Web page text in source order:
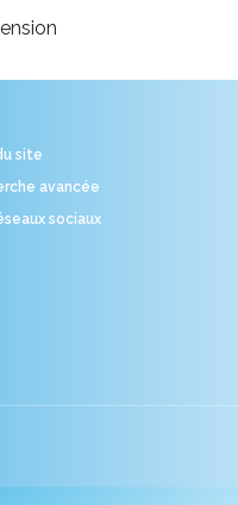
site
avancée
sociaux